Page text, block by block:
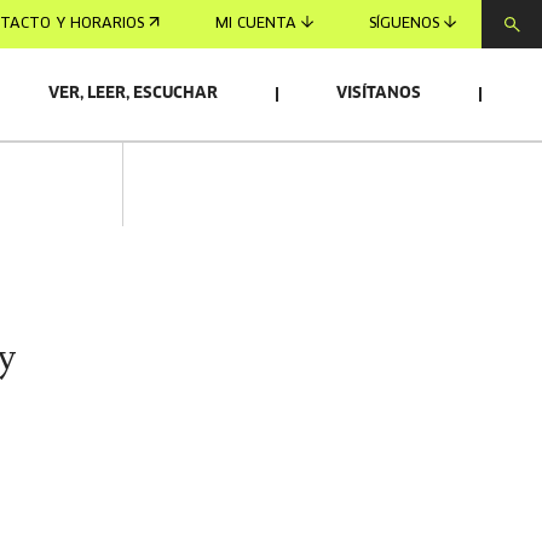
Y HORARIOS MI CUENTA SÍGUENOS
VER, LEER, ESCUCHAR VISÍTANOS